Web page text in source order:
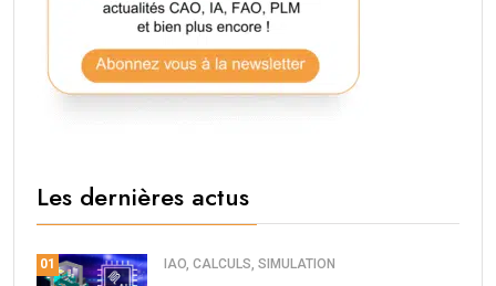
Les dernières actus
01 IAO, CALCULS, SIMULATION